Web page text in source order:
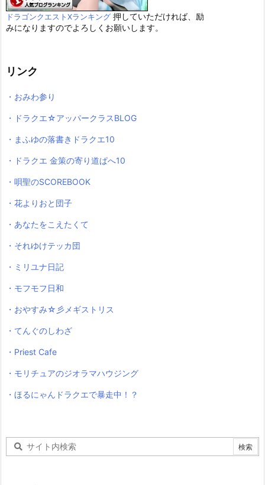
ドラゴンクエストXランキング 押していただければ、励
みになりますのでよろしくお願いします。
リンク
・おみわ参り
・ドラクエ☆アッパークラスBLOG
・まふゆの落書きドラクエ10
・ドラクエ 金策の寄り道ぱへ10
・唄聖のSCOREBOOK
・花よりおと団子
・あなたをこえたくて
・それゆけテッカ団
・ミリユナ日記
・モフモフ日和
・おやすみ☆彡メギストリス
・てんぐのしわざ
・Priest Cafe
・モリチュアのジオラマハウジング
・ほるにゃんドラクエで暴走中！？